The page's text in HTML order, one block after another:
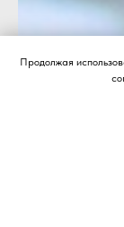
Продолжая